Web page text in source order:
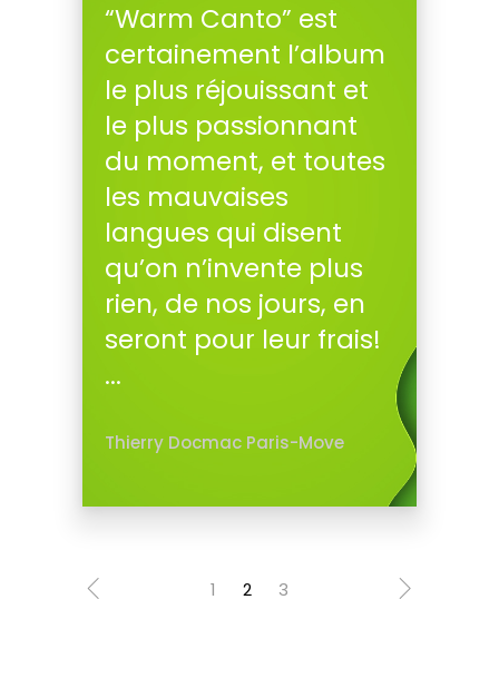
“Warm Canto” est
certainement l’album
le plus réjouissant et
le plus passionnant
du moment, et toutes
les mauvaises
langues qui disent
qu’on n’invente plus
rien, de nos jours, en
seront pour leur frais!
...
Thierry Docmac Paris-Move
1 2 3